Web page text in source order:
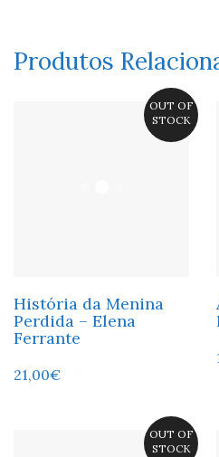
Produtos
OUT OF
STOCK
História da Menina
Perdida – Elena
Ferrante
21,00€
OUT OF
STOCK